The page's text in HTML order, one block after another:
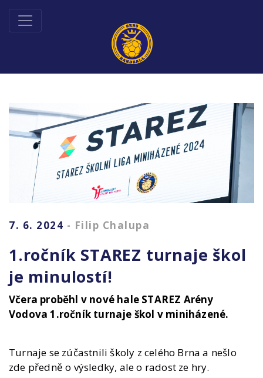
7. 6. 2024 - Filip Chalupa
1.ročník STAREZ turnaje škol
je minulostí!
Včera proběhl v nové hale STAREZ Arény
Vodova 1.ročník turnaje škol v miniházené.
Turnaje se zúčastnili školy z celého Brna a nešlo
zde předně o výsledky, ale o radost ze hry.